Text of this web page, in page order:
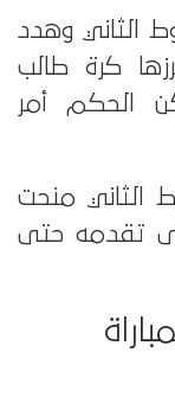
الثاني وهدد
كرة طالب
الحكم أمر
الثاني منحت
تقدمه حتى